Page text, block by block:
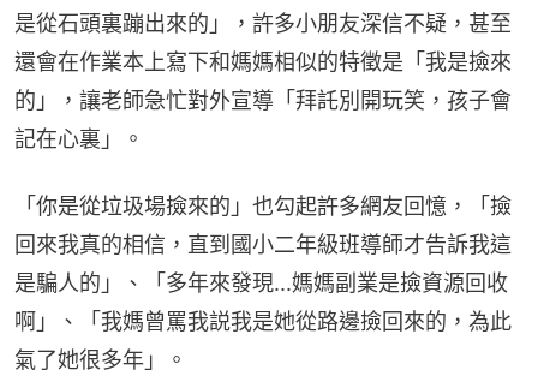
是從石頭裏蹦出來的」，許多小朋友深信不疑，甚至
還會在作業本上寫下和媽媽相似的特徵是「我是撿來
的」，讓老師急忙對外宣導「拜託別開玩笑，孩子會
記在心裏」。
「你是從垃圾場撿來的」也勾起許多網友回憶，「撿
回來我真的相信，直到國小二年級班導師才告訴我這
是騙人的」、「多年來發現...媽媽副業是撿資源回收
啊」、「我媽曾罵我説我是她從路邊撿回來的，為此
氣了她很多年」。